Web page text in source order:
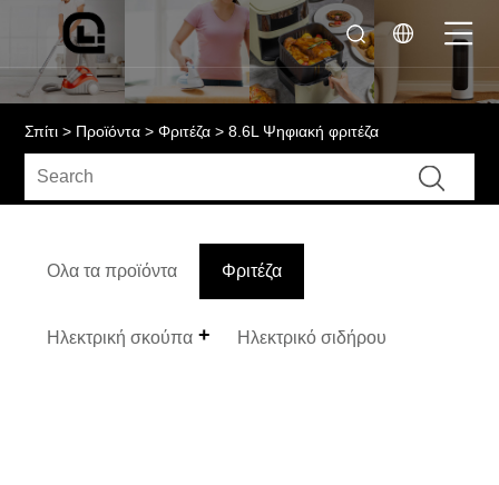
Σπίτι > Προϊόντα >Φριτέζα > 8.6L Ψηφιακή φριτέζα
Ολα τα προϊόντα Φριτέζα
Ηλεκτρική σκούπα Ηλεκτρικό σιδήρου